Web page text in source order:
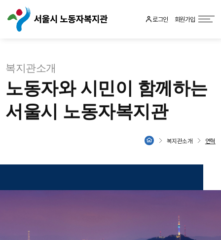
로그인 회원가입
복지관소개
노동자와 시민이 함께하는
서울시 노동자복지관
복지관소개 연혁